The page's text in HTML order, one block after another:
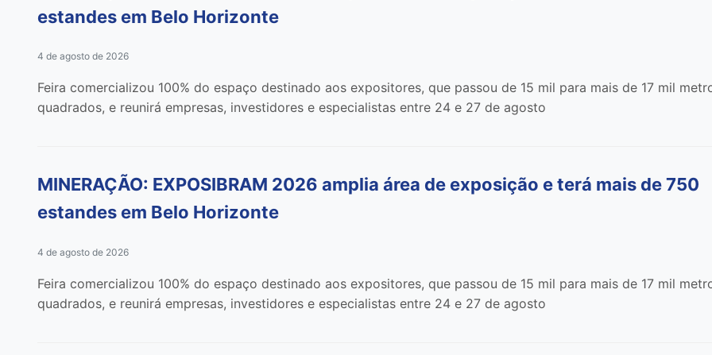
estandes em Belo Horizonte
4 de agosto de 2026
Feira comercializou 100% do espaço destinado aos expositores, que passou de 15 mil para mais de 17 mil
quadrados, e reunirá empresas, investidores e especialistas entre 24 e 27 de agosto
MINERAÇÃO: EXPOSIBRAM 2026 amplia área de exposição e terá mais de 750
estandes em Belo Horizonte
4 de agosto de 2026
Feira comercializou 100% do espaço destinado aos expositores, que passou de 15 mil para mais de 17 mil
quadrados, e reunirá empresas, investidores e especialistas entre 24 e 27 de agosto